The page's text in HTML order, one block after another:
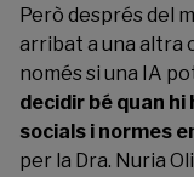
Però després del
arribat a una altra
només si una IA
decidir bé quan
socials i normes
per la Dra. Nuria